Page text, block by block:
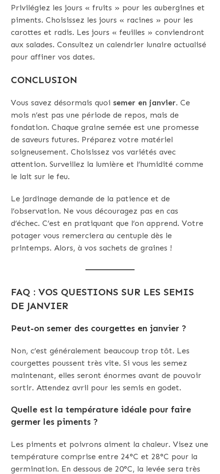
Privilégiez les jours « fruits » pour les aubergines et
piments. Choisissez les jours « racines » pour les
carottes et radis. Les jours « feuilles » conviendront
aux salades. Consultez un calendrier lunaire actualisé
pour affiner vos dates.
CONCLUSION
Vous savez désormais quoi semer en janvier. Ce
mois n’est pas une période de repos, mais de
fondation. Chaque graine semée est une promesse
de saveurs futures. Préparez votre matériel
soigneusement. Choisissez vos variétés avec
attention. Surveillez la lumière et l’humidité comme
le lait sur le feu.
Le jardinage demande de la patience et de
l’observation. Ne vous découragez pas en cas
d’échec. C’est en pratiquant que l’on apprend. Votre
potager vous remerciera au centuple dès le
printemps. Alors, à vos sachets de graines !
FAQ : VOS QUESTIONS SUR LES SEMIS
DE JANVIER
Peut-on semer des courgettes en janvier ?
Non, c’est généralement beaucoup trop tôt. Les
courgettes poussent très vite. Si vous les semez
maintenant, elles seront énormes avant de pouvoir
sortir. Attendez avril pour les semis en godet.
Quelle est la température idéale pour faire
germer les piments ?
Les piments et poivrons aiment la chaleur. Visez une
température comprise entre 24°C et 28°C pour la
germination. En dessous de 20°C, la levée sera très